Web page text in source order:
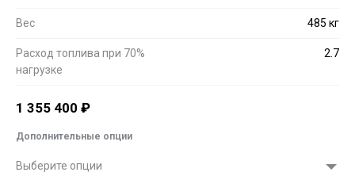
Вес 485 кг
Расход топлива при 70%
нагрузке
2.7
1 355 400 ₽
Дополнительные опции
Выберите опции